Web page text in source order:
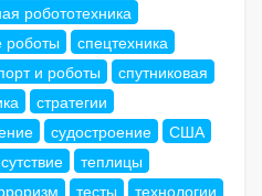
робототехника
роботы
спецтехника
и роботы
спутниковая
стратегии
судостроение
США
теплицы
тесты
технологии